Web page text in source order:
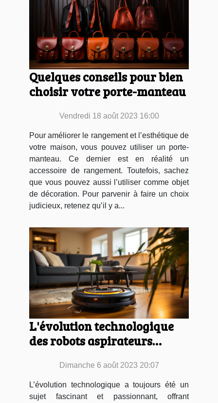
Quelques conseils pour bien
choisir votre porte-manteau
Vendredi 18 août 2023 16:00
Pour améliorer le rangement et l’esthétique de
votre maison, vous pouvez utiliser un porte-
manteau. Ce dernier est en réalité un
accessoire de rangement. Toutefois, sachez
que vous pouvez aussi l’utiliser comme objet
de décoration. Pour parvenir à faire un choix
judicieux, retenez qu’il y a...
L'évolution technologique
des robots aspirateurs
Dimanche 6 août 2023 20:07
L’évolution technologique a toujours été un
sujet fascinant et passionnant, offrant